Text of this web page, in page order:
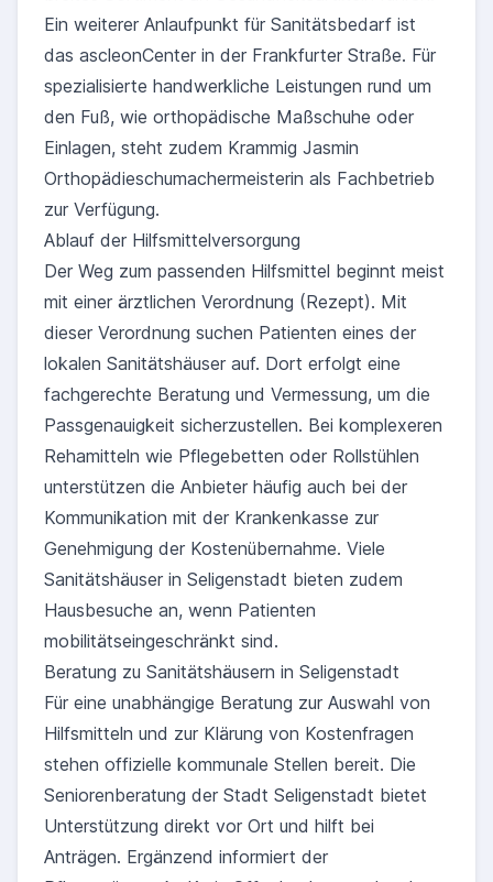
Ein weiterer Anlaufpunkt für Sanitätsbedarf ist
das ascleonCenter in der Frankfurter Straße. Für
spezialisierte handwerkliche Leistungen rund um
den Fuß, wie orthopädische Maßschuhe oder
Einlagen, steht zudem Krammig Jasmin
Orthopädieschumachermeisterin als Fachbetrieb
zur Verfügung.
Ablauf der Hilfsmittelversorgung
Der Weg zum passenden Hilfsmittel beginnt meist
mit einer ärztlichen Verordnung (Rezept). Mit
dieser Verordnung suchen Patienten eines der
lokalen Sanitätshäuser auf. Dort erfolgt eine
fachgerechte Beratung und Vermessung, um die
Passgenauigkeit sicherzustellen. Bei komplexeren
Rehamitteln wie Pflegebetten oder Rollstühlen
unterstützen die Anbieter häufig auch bei der
Kommunikation mit der Krankenkasse zur
Genehmigung der Kostenübernahme. Viele
Sanitätshäuser in Seligenstadt bieten zudem
Hausbesuche an, wenn Patienten
mobilitätseingeschränkt sind.
Beratung zu Sanitätshäusern in Seligenstadt
Für eine unabhängige Beratung zur Auswahl von
Hilfsmitteln und zur Klärung von Kostenfragen
stehen offizielle kommunale Stellen bereit. Die
Seniorenberatung der Stadt Seligenstadt bietet
Unterstützung direkt vor Ort und hilft bei
Anträgen. Ergänzend informiert der